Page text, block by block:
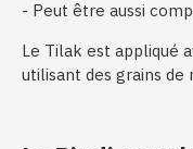
- Peut être aussi
Le Tilak est appliqué
utilisant des grains de